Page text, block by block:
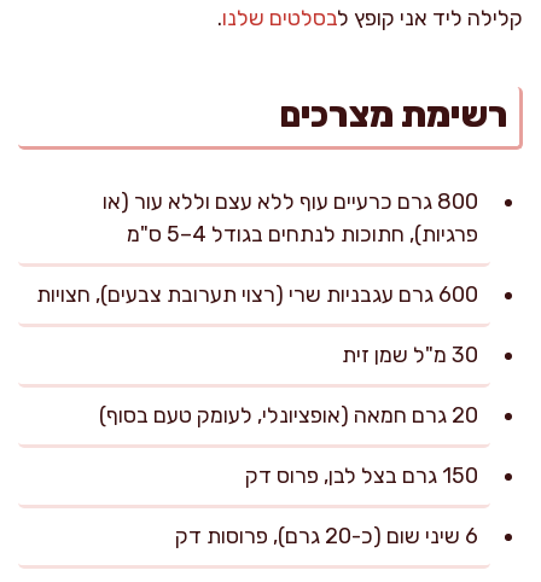
קלילה ליד אני קופץ לבסלטים שלנו.
רשימת מצרכים
800 גרם כרעיים עוף ללא עצם וללא עור (או
פרגיות), חתוכות לנתחים בגודל 4–5 ס"מ
600 גרם עגבניות שרי (רצוי תערובת צבעים), חצויות
30 מ"ל שמן זית
20 גרם חמאה (אופציונלי, לעומק טעם בסוף)
150 גרם בצל לבן, פרוס דק
6 שיני שום (כ-20 גרם), פרוסות דק